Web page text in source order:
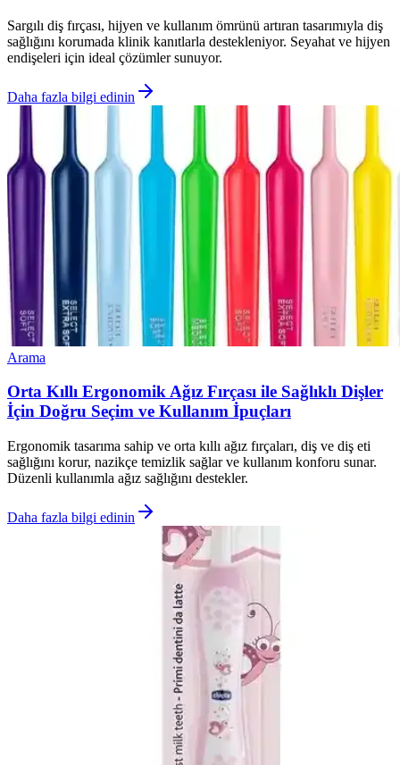
Sargılı diş fırçası, hijyen ve kullanım ömrünü artıran tasarımıyla diş
sağlığını korumada klinik kanıtlarla destekleniyor. Seyahat ve hijyen
endişeleri için ideal çözümler sunuyor.
Daha fazla bilgi edinin
Arama
Orta Kıllı Ergonomik Ağız Fırçası ile Sağlıklı Dişler
İçin Doğru Seçim ve Kullanım İpuçları
Ergonomik tasarıma sahip ve orta kıllı ağız fırçaları, diş ve diş eti
sağlığını korur, nazikçe temizlik sağlar ve kullanım konforu sunar.
Düzenli kullanımla ağız sağlığını destekler.
Daha fazla bilgi edinin